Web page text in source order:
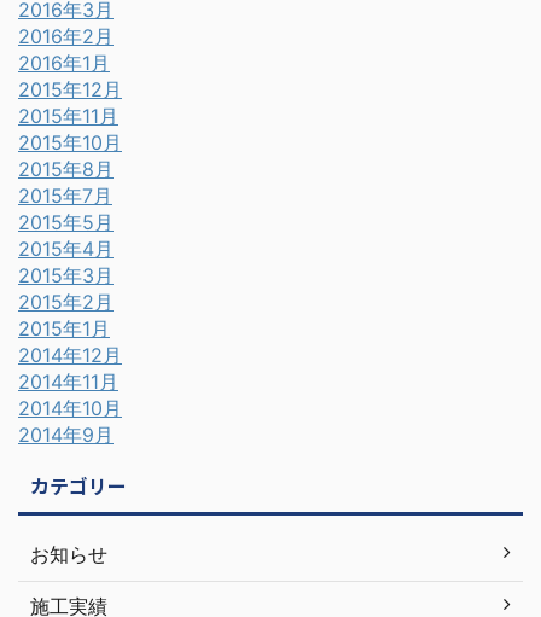
2016年3月
2016年2月
2016年1月
2015年12月
2015年11月
2015年10月
2015年8月
2015年7月
2015年5月
2015年4月
2015年3月
2015年2月
2015年1月
2014年12月
2014年11月
2014年10月
2014年9月
カテゴリー
お知らせ
施工実績